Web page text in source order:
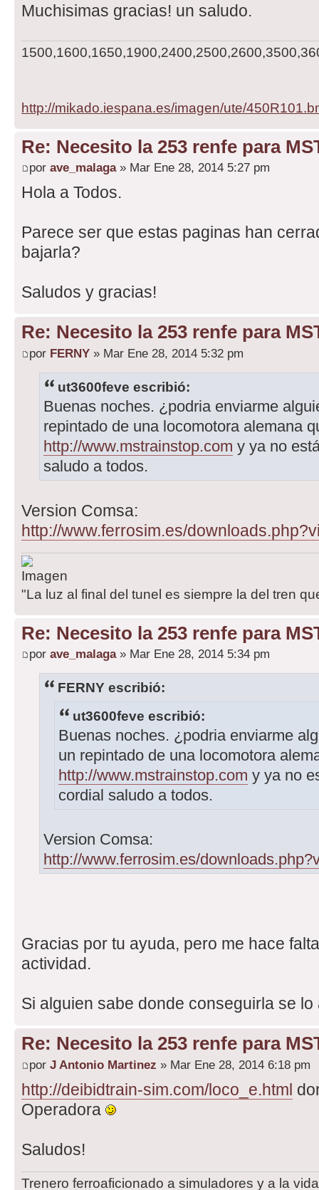
Muchisimas gracias! un saludo.
http://mikado.iespana.es/imagen/ute/
Re: Necesito la 253 renfe para
por ave_malaga» Mar Ene 28, 2014 5:27 pm
Hola a Todos.
Parece ser que estas paginas han
bajarla?
Saludos y gracias!
Re: Necesito la 253 renfe para
por FERNY » Mar Ene 28, 2014 5:32 pm
ut3600feve escribió:
Buenas noches. ¿podria enviarme
repintado de una locomotora alemana
http://www.mstrainstop.com y ya no
saludo a todos.
Version Comsa:
http://www.ferrosim.es/
"La luz al final del tunel es siempre la del tren
Re: Necesito la 253 renfe para
por ave_malaga» Mar Ene 28, 2014 5:34 pm
FERNY escribió:
ut3600feve escribió:
Buenas noches. ¿podria enviarme
un repintado de una locomotora
http://www.mstrainstop.com y ya no
cordial saludo a todos.
Version Comsa:
http://www.ferrosim.es/
Gracias por tu ayuda, pero me hace
actividad.
Si alguien sabe donde conseguirla se
Re: Necesito la 253 renfe para
por J Antonio Martinez » Mar Ene 28, 2014 6:18 pm
http://deibidtrain-sim.com/loco_e.html
Operadora
Saludos!
Trenero ferroaficionado a simuladores y a la